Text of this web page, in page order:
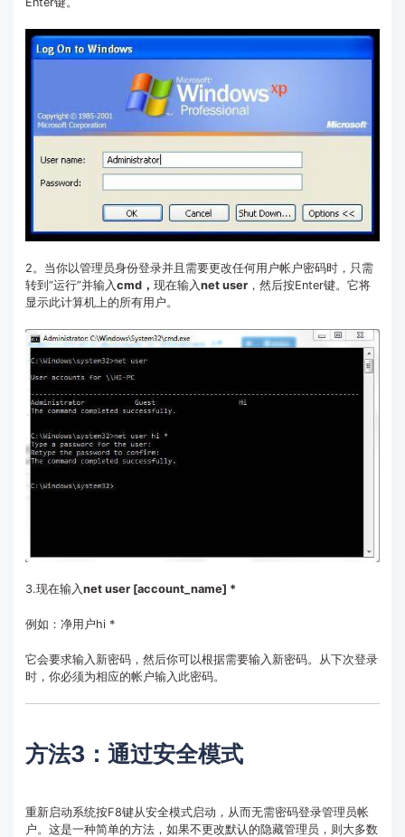
2。当你以管理员身份登录并且需要更改任何用户帐户密码时，只需
转到“运行”并输入cmd， 现在输入net user，然后按Enter键。它将
显示此计算机上的所有用户。
3.现在输入 net user [account_name] *
例如：净用户hi *
它会要求输入新密码，然后你可以根据需要输入新密码。从下次登录
时，你必须为相应的帐户输入此密码。
方法3：通过安全模式
重新启动系统按F8键从安全模式启动，从而无需密码登录管理员帐
户。这是一种简单的方法，如果不更改默认的隐藏管理员，则大多数